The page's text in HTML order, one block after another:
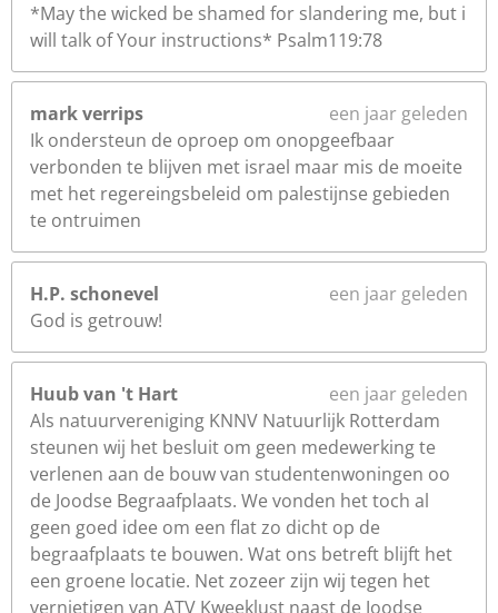
*May the wicked be shamed for slandering me, but i
will talk of Your instructions* Psalm119:78
mark verrips
een jaar geleden
Ik ondersteun de oproep om onopgeefbaar
verbonden te blijven met israel maar mis de moeite
met het regereingsbeleid om palestijnse gebieden
te ontruimen
H.P. schonevel
een jaar geleden
God is getrouw!
Huub van 't Hart
een jaar geleden
Als natuurvereniging KNNV Natuurlijk Rotterdam
steunen wij het besluit om geen medewerking te
verlenen aan de bouw van studentenwoningen oo
de Joodse Begraafplaats. We vonden het toch al
geen goed idee om een flat zo dicht op de
begraafplaats te bouwen. Wat ons betreft blijft het
een groene locatie. Net zozeer zijn wij tegen het
vernietigen van ATV Kweeklust naast de Joodse